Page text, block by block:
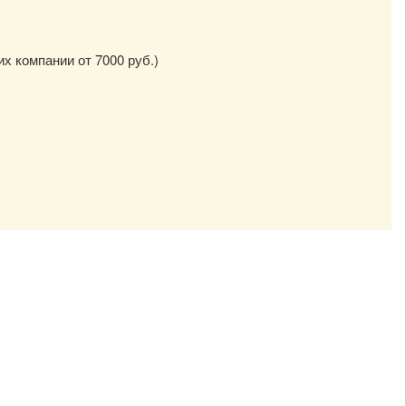
компании от 7000 руб.)